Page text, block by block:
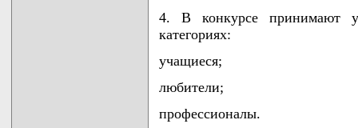
4. В конкурсе принимают
категориях:
учащиеся;
любители;
профессионалы.